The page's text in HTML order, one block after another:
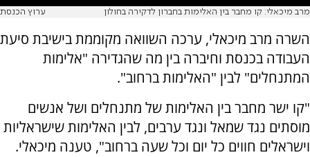
מרב מיכאלי: קו מחבר בין האלימות בחברון לדקירה בחולון ערוץ הכנסת
השרה מרב מיכאלי, ערכה השוואה מקוממת בישיבת סיעת
העבודה בכנסת וחיברה בין מה שהגדירה "אלימות
המתנחלים" לבין "האלימות ברחוב".
"קו ישר מחבר בין האלימות של מתנחלים ושל אנשים
מוסתים נגד שמאל ונגד ערבים, לבין האלימות שישראליות
וישראלים חווים כל יום וכל שעה ברחוב", טענה מיכאלי.